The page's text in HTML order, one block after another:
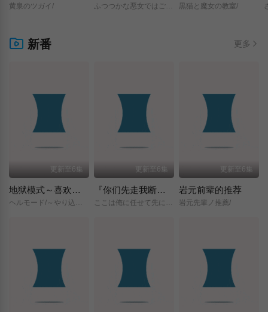
黄泉のツガイ/ ふつつかな悪女ではございますが/～雛宮蝶鼠とりかえ伝～/ 黒猫と魔女の教室/
新番 更多
更新至6集
地狱模式～喜欢挑战特殊成就的玩家在废设定的异世界成为无双～第二季
更新至6集
『你们先走我断后』，于是10年后我成为了传说
更新至6集
岩元前辈的推荐
岩元先輩ノ推薦/